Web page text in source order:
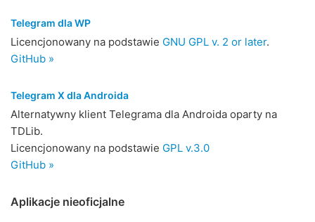
Telegram dla WP
Licencjonowany na podstawie GNU GPL v. 2 or later.
GitHub »
Telegram X dla Androida
Alternatywny klient Telegrama dla Androida oparty na
TDLib.
Licencjonowany na podstawie GPL v.3.0
GitHub »
Aplikacje nieoficjalne